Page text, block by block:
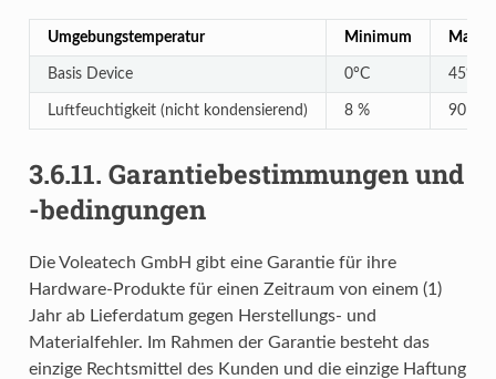
Umgebungstemperatur Minimum
Basis Device 0°C 45°C
Luftfeuchtigkeit (nicht kondensierend) 8 % 90 %
3.6.11. Garantiebestimmungen und
-bedingungen
Die Voleatech GmbH gibt eine Garantie für ihre
Hardware-Produkte für einen Zeitraum von einem (1)
Jahr ab Lieferdatum gegen Herstellungs- und
Materialfehler. Im Rahmen der Garantie besteht das
einzige Rechtsmittel des Kunden und die einzige Haftung